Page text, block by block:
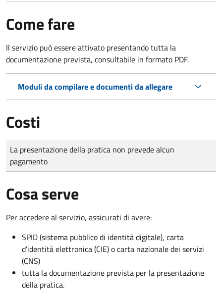
Come fare
Il servizio può essere attivato presentando tutta la
documentazione prevista, consultabile in formato PDF.
Moduli da compilare e documenti da allegare
Costi
Tipo di pagamento
Importo
La presentazione della pratica non prevede alcun
pagamento
Cosa serve
Per accedere al servizio, assicurati di avere:
SPID (sistema pubblico di identità digitale), carta
d’identità elettronica (CIE) o carta nazionale dei servizi
(CNS)
tutta la documentazione prevista per la presentazione
della pratica.